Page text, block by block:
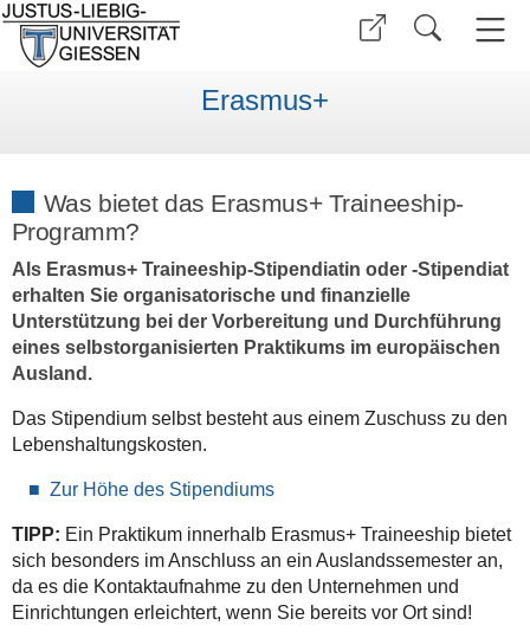
Erasmus+
Was bietet das Erasmus+ Traineeship-
Programm?
Als Erasmus+ Traineeship-Stipendiatin oder -Stipendiat
erhalten Sie organisatorische und finanzielle
Unterstützung bei der Vorbereitung und Durchführung
eines selbstorganisierten Praktikums im europäischen
Ausland.
Das Stipendium selbst besteht aus einem Zuschuss zu den
Lebenshaltungskosten.
Zur Höhe des Stipendiums
TIPP: Ein Praktikum innerhalb Erasmus+ Traineeship bietet
sich besonders im Anschluss an ein Auslandssemester an,
da es die Kontaktaufnahme zu den Unternehmen und
Einrichtungen erleichtert, wenn Sie bereits vor Ort sind!